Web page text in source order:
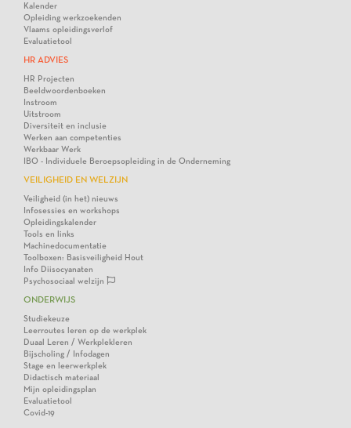
Kalender
Opleiding werkzoekenden
Vlaams opleidingsverlof
Evaluatietool
HR ADVIES
HR Projecten
Beeldwoordenboeken
Instroom
Uitstroom
Diversiteit en inclusie
Werken aan competenties
Werkbaar Werk
IBO - Individuele Beroepsopleiding in de Onderneming
VEILIGHEID EN WELZIJN
Veiligheid (in het) nieuws
Infosessies en workshops
Opleidingskalender
Tools en links
Machinedocumentatie
Toolboxen: Basisveiligheid Hout
Info Diisocyanaten
Psychosociaal welzijn
ONDERWIJS
Studiekeuze
Leerroutes leren op de werkplek
Duaal Leren / Werkplekleren
Bijscholing / Infodagen
Stage en leerwerkplek
Didactisch materiaal
Mijn opleidingsplan
Evaluatietool
Covid-19